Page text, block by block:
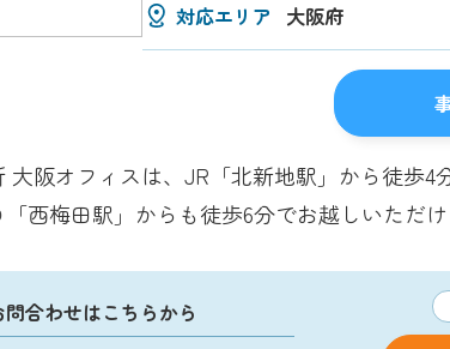
対応エリア 大阪府
大阪オフィスは、JR「北新地駅」から徒歩
西梅田駅」からも徒歩6分でお越しいただ
問合わせはこちらから